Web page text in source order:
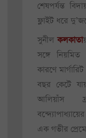
শেষপর্যন্ত
ফ্লাইট ধরে
সুনীলকলকাতা
সঙ্গে
কারণে
বছর কেটে
আলিয়াঁস
এক গভীর